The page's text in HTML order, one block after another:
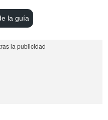
la guía